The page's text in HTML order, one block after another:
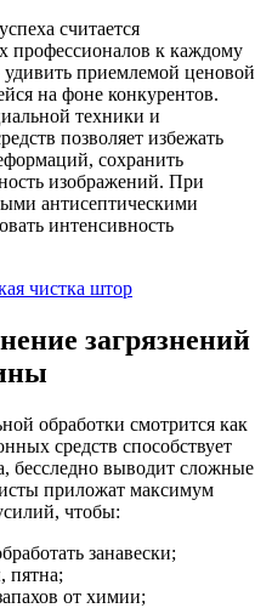
считается
профессионалов к каждому
приемлемой ценовой
на фоне конкурентов.
техники и
позволяет избежать
сохранить
изображений. При
антисептическими
интенсивность
загрязнений
обработки смотрится как
средств способствует
бесследно выводит сложные
приложат максимум
чтобы:
занавески;
пятна;
от химии;